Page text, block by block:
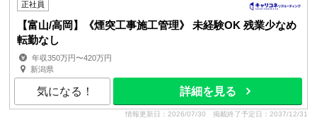
正社員
【富山/高岡】《煙突工事施工管理》 未経験OK 残業少なめ
転勤なし
年収350万円〜420万円
新潟県
気になる！ 詳細を見る
情報更新日：2026/07/30 掲載終了予定日：2037/12/31